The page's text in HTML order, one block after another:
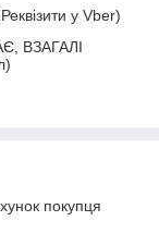
у Vber)
ВЗАГАЛІ
покупця